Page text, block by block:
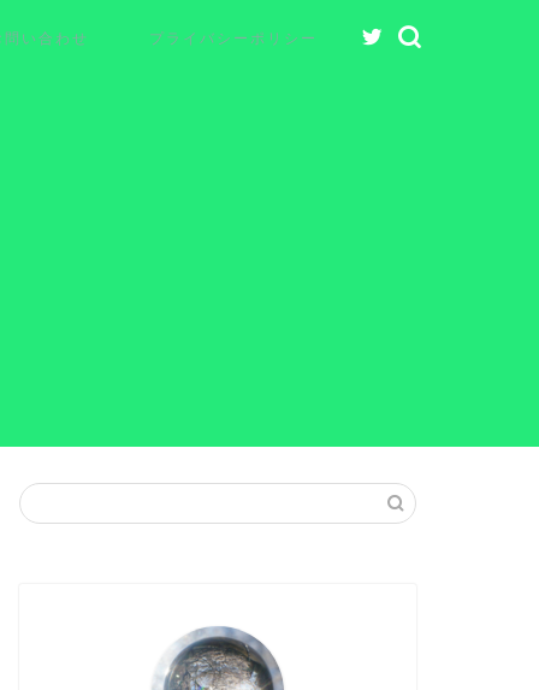
問い合わせ プライバシーポリシー